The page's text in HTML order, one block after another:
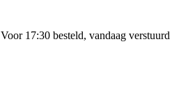
Voor 17:30 besteld, vandaag verstuurd